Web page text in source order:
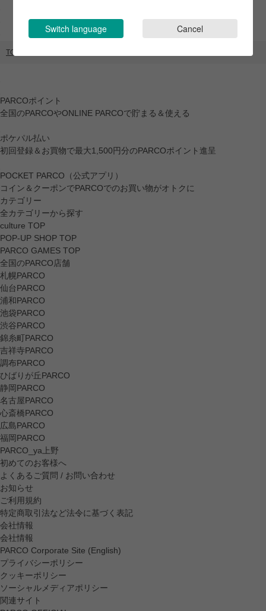
TOP
PARCOポイント
全国のPARCOやONLINE PARCOで貯まる＆使える
ポケパル払い
初回登録＆お買物で最大1,500円分のPARCOポイント進呈
POCKET PARCO（公式アプリ）
コイン＆クーポンでPARCOでのお買い物がオトクに
カテゴリー
全カテゴリーから探す
culture TOP
POP-UP SHOP TOP
PARCO GAMES TOP
全国のPARCO店舗
札幌PARCO
仙台PARCO
浦和PARCO
池袋PARCO
渋谷PARCO
錦糸町PARCO
吉祥寺PARCO
調布PARCO
ひばりが丘PARCO
静岡PARCO
名古屋PARCO
心斎橋PARCO
広島PARCO
福岡PARCO
PARCO_ya上野
初めてのお客様へ
よくあるご質問 / お問い合わせ
お知らせ
ご利用規約
特定商取引法など法令に基づく表記
会社情報
会社情報
PARCO Corporate Site (English)
プライバシーポリシー
クッキーポリシー
ソーシャルメディアポリシー
関連サイト
Switch language Cancel